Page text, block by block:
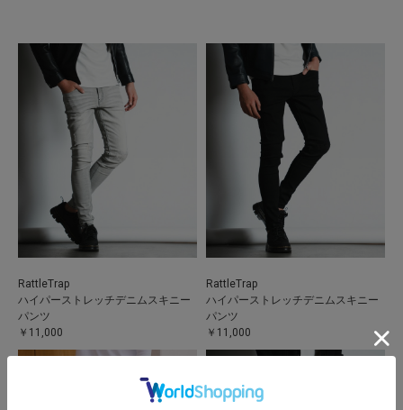
RattleTrap
ハイパーストレッチデニムスキニー
パンツ
￥11,000
RattleTrap
ハイパーストレッチデニムスキニー
パンツ
￥11,000